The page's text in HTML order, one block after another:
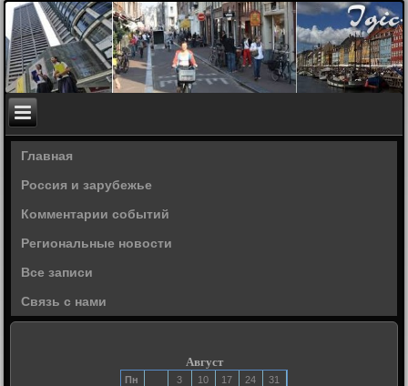
Главная
Россия и зарубежье
Комментарии событий
Региональные новости
Все записи
Связь с нами
Август
Пн 3 10 17 24
31